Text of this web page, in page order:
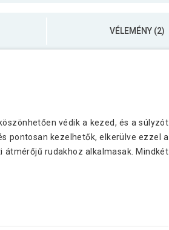
VÉLEMÉNY (2)
védik a kezed, és a súlyzót
pontosan kezelhetők, elkerülve ezzel a
rudakhoz alkalmasak. Mindkét